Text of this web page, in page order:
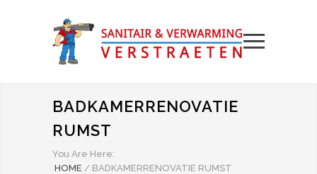
BADKAMERRENOVATIE
RUMST
You Are Here:
HOME / BADKAMERRENOVATIE RUMST